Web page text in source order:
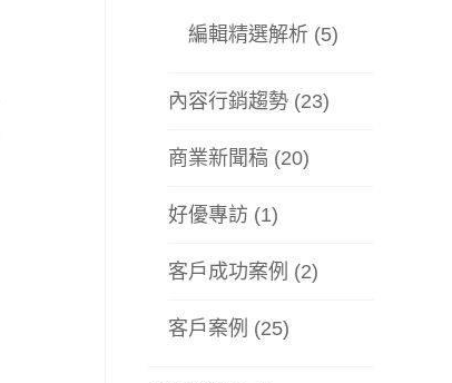
編輯精選解析 (5)
內容行銷趨勢 (23)
商業新聞稿 (20)
好優專訪 (1)
客戶成功案例 (2)
客戶案例 (25)